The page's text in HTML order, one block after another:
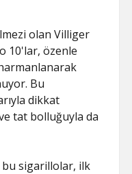
BASMA
olan Villiger
10'lar, özenle
Bu
dikkat
tat bolluğuyla da
bu sigarillolar, ilk